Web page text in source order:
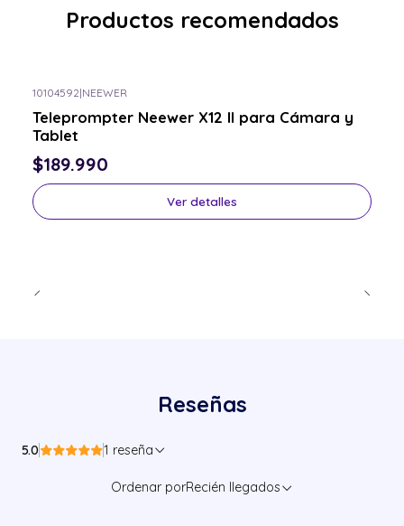
Productos recomendados
10104592|NEEWER
Teleprompter Neewer X12 II para Cámara y
Tablet
$189.990
Ver detalles
Reseñas
5.0 1 reseña
Ordenar porRecién llegados